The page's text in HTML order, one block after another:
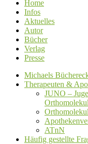
Home
Infos
Aktuelles
Autor
Bücher
Verlag
Presse
Michaels
Therapeuten &
JUNO –
ATnN
Häufig gestellte